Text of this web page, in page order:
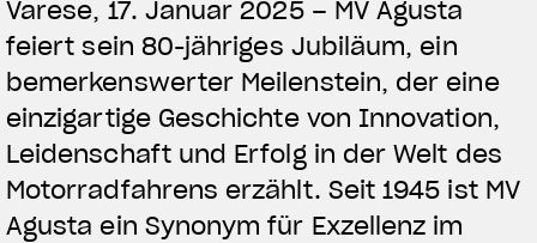
Varese, 17. Januar 2025 – MV Agusta
feiert sein 80-jähriges Jubiläum, ein
bemerkenswerter Meilenstein, der eine
einzigartige Geschichte von Innovation,
Leidenschaft und Erfolg in der Welt des
Motorradfahrens erzählt. Seit 1945 ist MV
Agusta ein Synonym für Exzellenz im